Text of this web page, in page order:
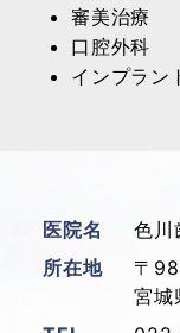
審美治療
口腔外科
インプラン
医院名
色川
所在地
〒
宮城